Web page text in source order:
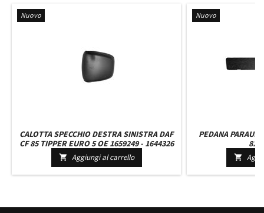
Nuovo
CALOTTA SPECCHIO DESTRA SINISTRA DAF
CF 85 TIPPER EURO 5 OE 1659249 - 1644326
FOTOINCISO
 Aggiungi al carrello
Nuovo
PEDANA
